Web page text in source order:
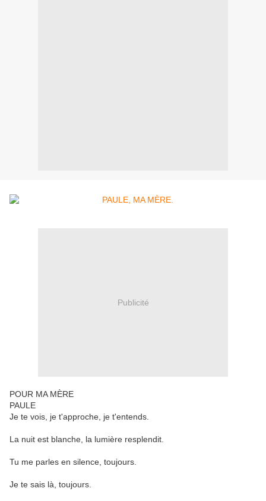
Publicité
POUR MA MÈRE
PAULE
Je te vois, je t'approche, je t'entends.
La nuit est blanche, la lumière resplendit.
Tu me parles en silence, toujours.
Je te sais là, toujours.